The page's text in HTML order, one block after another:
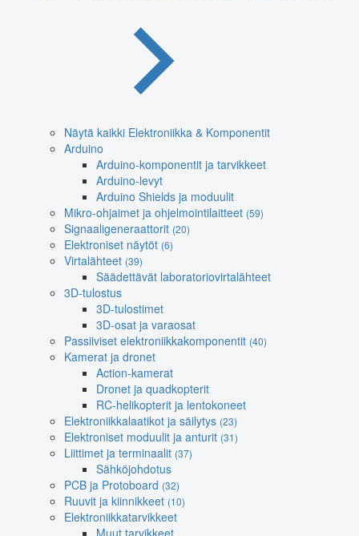
Näytä kaikki Elektroniikka & Komponentit
Arduino
Arduino-komponentit ja tarvikkeet
Arduino-levyt
Arduino Shields ja moduulit
Mikro-ohjaimet ja ohjelmointilaitteet (59)
Signaaligeneraattorit (20)
Elektroniset näytöt (6)
Virtalähteet (39)
Säädettävät laboratoriovirtalähteet
3D-tulostus
3D-tulostimet
3D-osat ja varaosat
Passiiviset elektroniikkakomponentit (40)
Kamerat ja dronet
Action-kamerat
Dronet ja quadkopterit
RC-helikopterit ja lentokoneet
Elektroniikkalaatikot ja säilytys (23)
Elektroniset moduulit ja anturit (31)
Liittimet ja terminaalit (37)
Sähköjohdotus
PCB ja Protoboard (32)
Ruuvit ja kiinnikkeet (10)
Elektroniikkatarvikkeet